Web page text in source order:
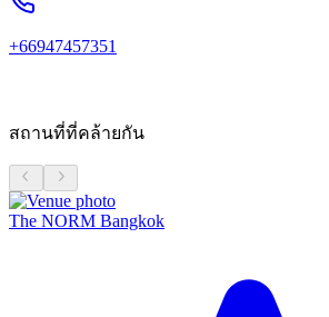
+66947457351
สถานที่ที่คล้ายกัน
The NORM Bangkok